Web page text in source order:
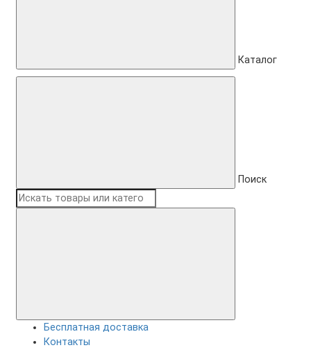
Каталог
Поиск
Бесплатная доставка
Контакты